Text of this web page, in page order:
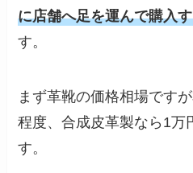
に店舗へ足を運んで購入
す。
まず革靴の価格相場です
程度、合成皮革製なら1万
す。